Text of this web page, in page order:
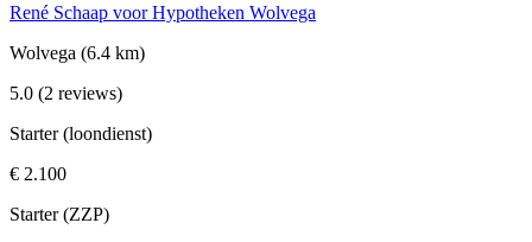
René Schaap voor Hypotheken Wolvega
Wolvega (6.4 km)
5.0 (2 reviews)
Starter (loondienst)
€ 2.100
Starter (ZZP)